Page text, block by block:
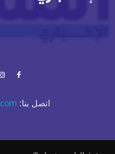
اتصل بنا: